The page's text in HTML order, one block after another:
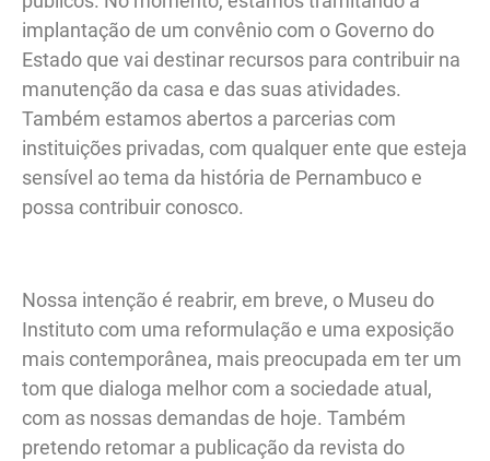
implantação de um convênio com o Governo do
Estado que vai destinar recursos para contribuir na
manutenção da casa e das suas atividades.
Também estamos abertos a parcerias com
instituições privadas, com qualquer ente que esteja
sensível ao tema da história de Pernambuco e
possa contribuir conosco.
Nossa intenção é reabrir, em breve, o Museu do
Instituto com uma reformulação e uma exposição
mais contemporânea, mais preocupada em ter um
tom que dialoga melhor com a sociedade atual,
com as nossas demandas de hoje. Também
pretendo retomar a publicação da revista do